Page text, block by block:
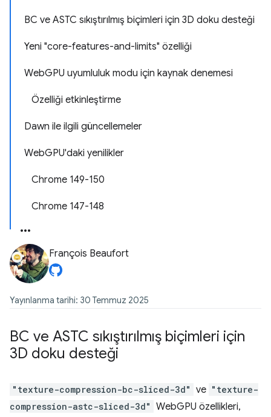
BC ve ASTC sıkıştırılmış biçimleri için 3D doku desteği
Yeni "core-features-and-limits" özelliği
WebGPU uyumluluk modu için kaynak denemesi
Özelliği etkinleştirme
Dawn ile ilgili güncellemeler
WebGPU'daki yenilikler
Chrome 149-150
Chrome 147-148
François Beaufort
Yayınlanma tarihi: 30 Temmuz 2025
BC ve ASTC sıkıştırılmış biçimleri için
3D doku desteği
"texture-compression-bc-sliced-3d" ve "texture-
compression-astc-sliced-3d" WebGPU özellikleri,